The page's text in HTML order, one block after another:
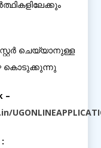
ചെയ്യാനുള്ള
കൊടുക്കുന്നു
–